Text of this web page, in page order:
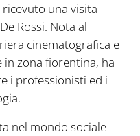
una visita
Rossi. Nota al
cinematografica e
zona fiorentina, ha
i professionisti ed i
nel mondo sociale